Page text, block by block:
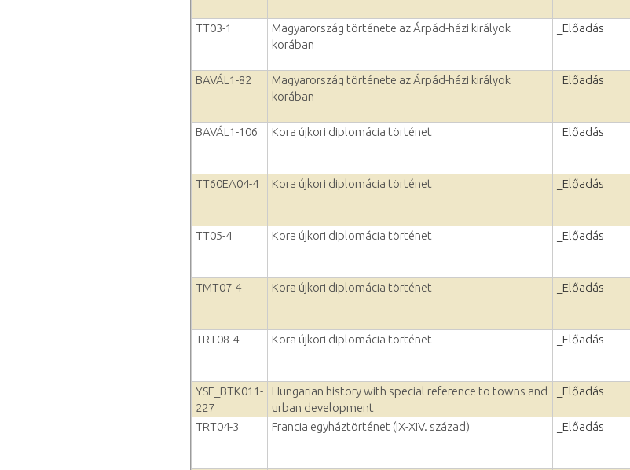
TT03-1
Magyarország története az Árpád-házi királyok
korában
_Előadás
BAVÁL1-82
Magyarország története az Árpád-házi királyok
korában
_Előadás
BAVÁL1-106 Kora újkori diplomácia történet _Előadás
TT60EA04-4 Kora újkori diplomácia történet _Előadás
TT05-4 Kora újkori diplomácia történet _Előadás
TMT07-4 Kora újkori diplomácia történet _Előadás
TRT08-4 Kora újkori diplomácia történet _Előadás
YSE_BTK011-
227
Hungarian history with special reference to towns and
urban development
_Előadás
TRT04-3 Francia egyháztörténet (IX-XIV. század) _Előadás